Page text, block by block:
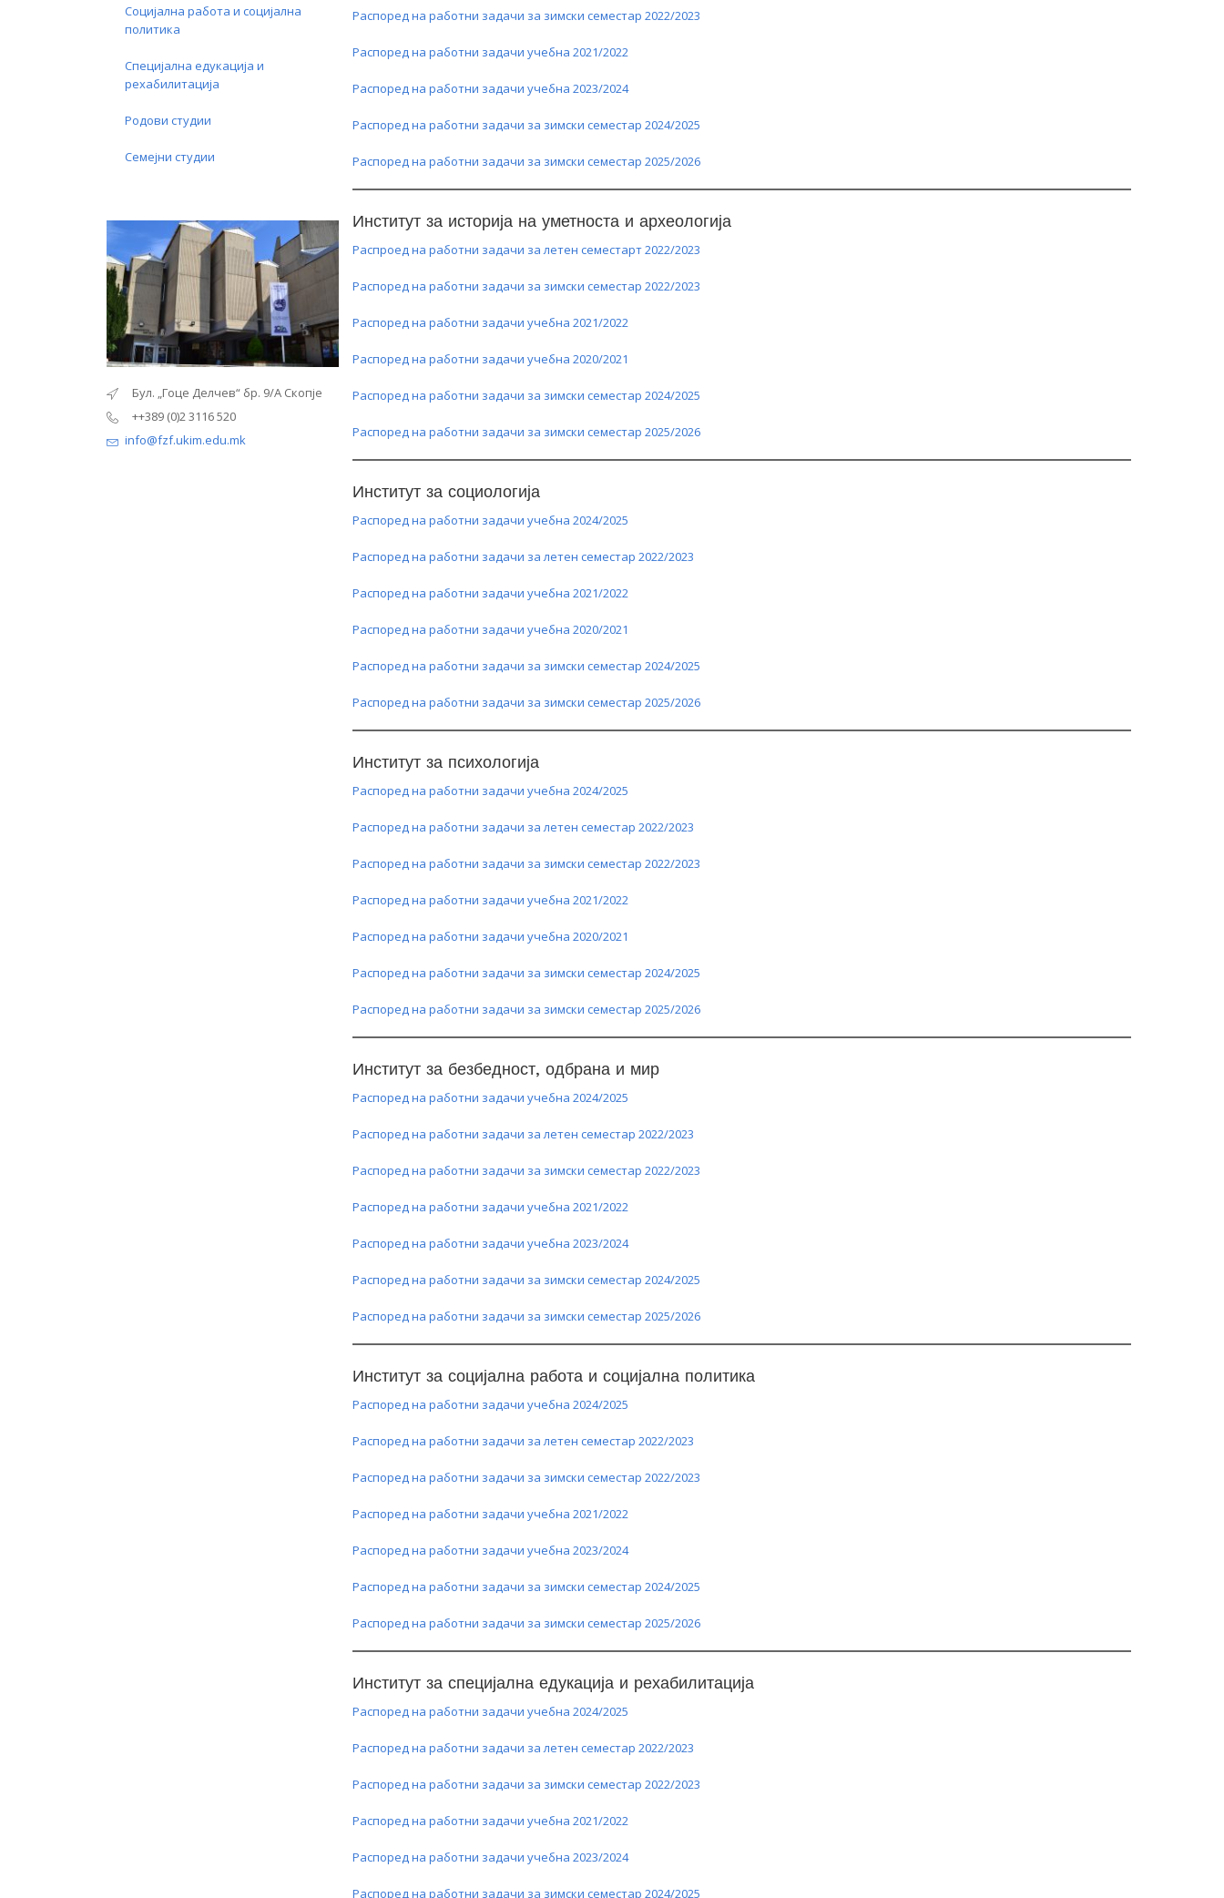
Распоред на работни задачи за зимски семестар 2022/2023
Распоред на работни задачи учебна 2021/2022
Распоред на работни задачи учебна 2023/2024
Распоред на работни задачи за зимски семестар 2024/2025
Распоред на работни задачи за зимски семестар 2025/2026
Институт за историја на уметноста и археологија
Распроед на работни задачи за летен семестарт 2022/2023
Распоред на работни задачи за зимски семестар 2022/2023
Распоред на работни задачи учебна 2021/2022
Распоред на работни задачи учебна 2020/2021
Распоред на работни задачи за зимски семестар 2024/2025
Распоред на работни задачи за зимски семестар 2025/2026
Институт за социологија
Распоред на работни задачи учебна 2024/2025
Распоред на работни задачи за летен семестар 2022/2023
Распоред на работни задачи учебна 2021/2022
Распоред на работни задачи учебна 2020/2021
Распоред на работни задачи за зимски семестар 2024/2025
Распоред на работни задачи за зимски семестар 2025/2026
Институт за психологија
Распоред на работни задачи учебна 2024/2025
Распоред на работни задачи за летен семестар 2022/2023
Распоред на работни задачи за зимски семестар 2022/2023
Распоред на работни задачи учебна 2021/2022
Распоред на работни задачи учебна 2020/2021
Распоред на работни задачи за зимски семестар 2024/2025
Распоред на работни задачи за зимски семестар 2025/2026
Институт за безбедност, одбрана и мир
Распоред на работни задачи учебна 2024/2025
Распоред на работни задачи за летен семестар 2022/2023
Распоред на работни задачи за зимски семестар 2022/2023
Распоред на работни задачи учебна 2021/2022
Распоред на работни задачи учебна 2023/2024
Распоред на работни задачи за зимски семестар 2024/2025
Распоред на работни задачи за зимски семестар 2025/2026
Институт за социјална работа и социјална политика
Распоред на работни задачи учебна 2024/2025
Распоред на работни задачи за летен семестар 2022/2023
Распоред на работни задачи за зимски семестар 2022/2023
Распоред на работни задачи учебна 2021/2022
Распоред на работни задачи учебна 2023/2024
Распоред на работни задачи за зимски семестар 2024/2025
Распоред на работни задачи за зимски семестар 2025/2026
Институт за специјална едукација и рехабилитација
Распоред на работни задачи учебна 2024/2025
Распоред на работни задачи за летен семестар 2022/2023
Распоред на работни задачи за зимски семестар 2022/2023
Распоред на работни задачи учебна 2021/2022
Распоред на работни задачи учебна 2023/2024
Распоред на работни задачи за зимски семестар 2024/2025
Социјална работа и социјална
политика
Специјална едукација и
рехабилитација
Родови студии
Семејни студии
Бул. „Гоце Делчев“ бр. 9/А Скопје
++389 (0)2 3116 520
info@fzf.ukim.edu.mk
Бул. „Гоце Делчев“ бр. 9/А Скопје
info@fzf.ukim.edu.mk
Бул. „Гоце Делчев“ бр. 9/А Скопје
info@fzf.ukim.edu.mk